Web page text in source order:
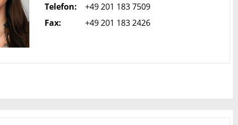
Telefon:
+49 201 183 7509
Fax:
+49 201 183 2426